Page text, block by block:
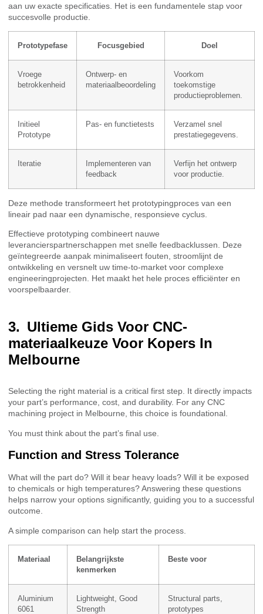
aan uw exacte specificaties. Het is een fundamentele stap voor
succesvolle productie.
Prototypefase Focusgebied Doel
Vroege
betrokkenheid
Ontwerp- en
materiaalbeoordeling
Voorkom
toekomstige
productieproblemen.
Initieel
Prototype
Pas- en functietests
Verzamel snel
prestatiegegevens.
Iteratie
Implementeren van
feedback
Verfijn het ontwerp
voor productie.
Deze methode transformeert het prototypingproces van een
lineair pad naar een dynamische, responsieve cyclus.
Effectieve prototyping combineert nauwe
leverancierspartnerschappen met snelle feedbacklussen. Deze
geïntegreerde aanpak minimaliseert fouten, stroomlijnt de
ontwikkeling en versnelt uw time-to-market voor complexe
engineeringprojecten. Het maakt het hele proces efficiënter en
voorspelbaarder.
Ultieme Gids Voor CNC-
materiaalkeuze Voor Kopers In
Melbourne
Selecting the right material is a critical first step. It directly impacts
your part’s performance, cost, and durability. For any CNC
machining project in Melbourne, this choice is foundational.
You must think about the part’s final use.
Function and Stress Tolerance
What will the part do? Will it bear heavy loads? Will it be exposed
to chemicals or high temperatures? Answering these questions
helps narrow your options significantly, guiding you to a successful
outcome.
A simple comparison can help start the process.
Materiaal
Belangrijkste
kenmerken
Beste voor
Aluminium
6061
Lightweight, Good
Strength
Structural parts,
prototypes